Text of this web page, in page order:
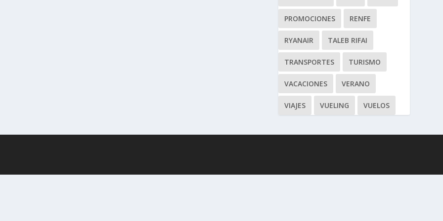
PROMOCIONES RENFE
RYANAIR TALEB RIFAI
TRANSPORTES TURISMO
VACACIONES VERANO
VIAJES VUELING VUELOS